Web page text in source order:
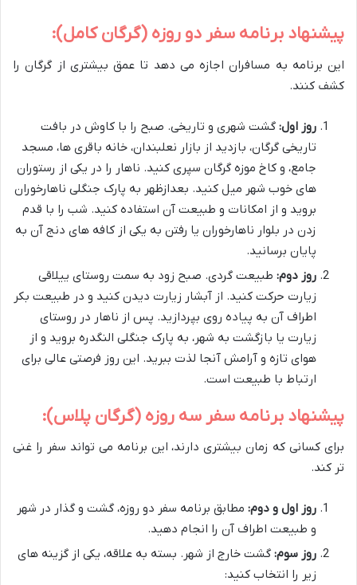
پیشنهاد برنامه سفر دو روزه (گرگان کامل):
این برنامه به مسافران اجازه می دهد تا عمق بیشتری از گرگان را
کشف کنند.
روز اول: گشت شهری و تاریخی. صبح را با کاوش در بافت
تاریخی گرگان، بازدید از بازار نعلبندان، خانه باقری ها، مسجد
جامع، و کاخ موزه گرگان سپری کنید. ناهار را در یکی از رستوران
های خوب شهر میل کنید. بعدازظهر به پارک جنگلی ناهارخوران
بروید و از امکانات و طبیعت آن استفاده کنید. شب را با قدم
زدن در بلوار ناهارخوران یا رفتن به یکی از کافه های دنج آن به
پایان برسانید.
روز دوم: طبیعت گردی. صبح زود به سمت روستای ییلاقی
زیارت حرکت کنید. از آبشار زیارت دیدن کنید و در طبیعت بکر
اطراف آن به پیاده روی بپردازید. پس از ناهار در روستای
زیارت یا بازگشت به شهر، به پارک جنگلی النگدره بروید و از
هوای تازه و آرامش آنجا لذت ببرید. این روز فرصتی عالی برای
ارتباط با طبیعت است.
پیشنهاد برنامه سفر سه روزه (گرگان پلاس):
برای کسانی که زمان بیشتری دارند، این برنامه می تواند سفر را غنی
تر کند.
روز اول و دوم: مطابق برنامه سفر دو روزه، گشت و گذار در شهر
و طبیعت اطراف آن را انجام دهید.
روز سوم: گشت خارج از شهر. بسته به علاقه، یکی از گزینه های
زیر را انتخاب کنید: